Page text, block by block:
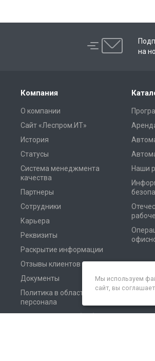
на
Компания
О компании
Сайт «Леспром.ИТ»
История
Статусы
Система менеджмента
качества
Партнеры
Сотрудники
Карьера
Реквизиты
Раскрытие информации
Отзывы клиентов
Документы
Политика в области
персонала
Наши
Мы используем
сайт, вы